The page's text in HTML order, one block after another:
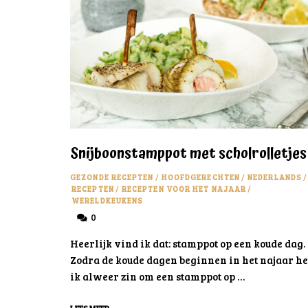
Snijboonstamppot met scholrolletjes
GEZONDE RECEPTEN / HOOFDGERECHTEN/ NEDERLANDS /
RECEPTEN/ RECEPTEN VOOR HET NAJAAR/
WERELDKEUKENS
0
Heerlijk vind ik dat: stamppot op een koude dag.
Zodra de koude dagen beginnen in het najaar
ik alweer zin om een stamppot op …